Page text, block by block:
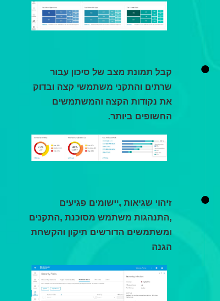
קבל תמונת מצב של סיכון עבור
שרתים והתקני משתמשי קצה ובדוק
את נקודות הקצה והמשתמשים
החשופים ביותר.
זיהוי שגיאות ,יישומים פגיעים
,התנהגות משתמש מסוכנת ,התקנים
ומשתמשים הדורשים תיקון והקשחת
הגנה